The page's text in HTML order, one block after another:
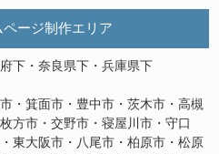
ージ制作エリア
下・奈良県下・兵庫県下
・箕面市・豊中市・茨木市・高槻
方市・交野市・寝屋川市・守口
東大阪市・八尾市・柏原市・松原